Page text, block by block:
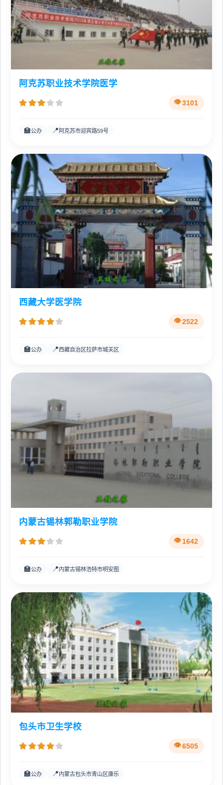
阿克苏职业技术学院医学
3101
🏫公办 📍 阿克苏市迎宾路59号
西藏大学医学院
2522
🏫公办 📍西藏自治区拉萨市城关区
内蒙古锡林郭勒职业学院
1642
🏫公办 📍 内蒙古锡林浩特市明安图
包头市卫生学校
6505
🏫公办 📍内蒙古包头市青山区康乐